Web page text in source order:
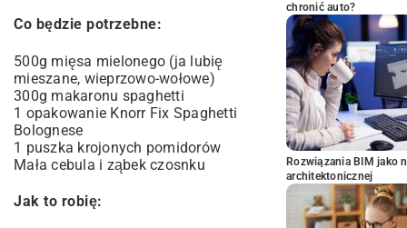
Co będzie potrzebne:
500g mięsa mielonego (ja lubię
mieszane, wieprzowo-wołowe)
300g makaronu spaghetti
1 opakowanie Knorr Fix Spaghetti
Bolognese
1 puszka krojonych pomidorów
Mała cebula i ząbek czosnku
Jak to robię:
chronić auto?
Rozwiązania BIM jako
architektonicznej